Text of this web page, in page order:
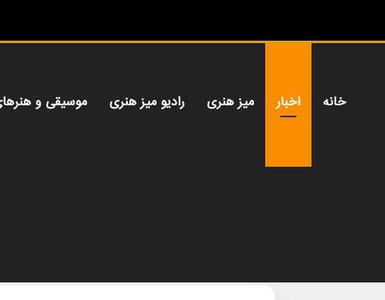
خانه اخبار میز هنری رادیو میز هنری موسیقی و